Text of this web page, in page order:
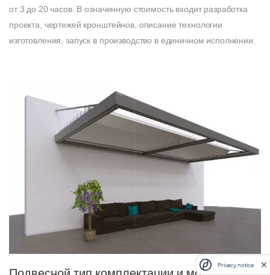
от 3 до 20 часов. В означенную стоимость входит разработка
проекта, чертежей кронштейнов, описание технологии
изготовления, запуск в производство в единичном исполнении.
Privacy notice